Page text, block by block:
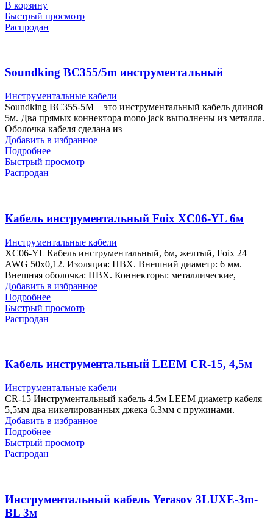
В корзину
Быстрый просмотр
Распродан
Soundking BC355/5m инструментальный
Инструментальные кабели
Soundking BC355-5M – это инструментальный кабель длиной
5м. Два прямых коннектора mono jack выполнены из металла.
Оболочка кабеля сделана из
Добавить в избранное
Подробнее
Быстрый просмотр
Распродан
Кабель инструментальный Foix XC06-YL 6м
Инструментальные кабели
XC06-YL Кабель инструментальный, 6м, желтый, Foix 24
AWG 50х0,12. Изоляция: ПВХ. Внешний диаметр: 6 мм.
Внешняя оболочка: ПВХ. Коннекторы: металлические,
Добавить в избранное
Подробнее
Быстрый просмотр
Распродан
Кабель инструментальный LEEM CR-15, 4,5м
Инструментальные кабели
CR-15 Инструментальный кабель 4.5м LEEM диаметр кабеля
5,5мм два никелированных джека 6.3мм с пружинами.
Добавить в избранное
Подробнее
Быстрый просмотр
Распродан
Инструментальный кабель Yerasov 3LUXE-3m-
BL 3м